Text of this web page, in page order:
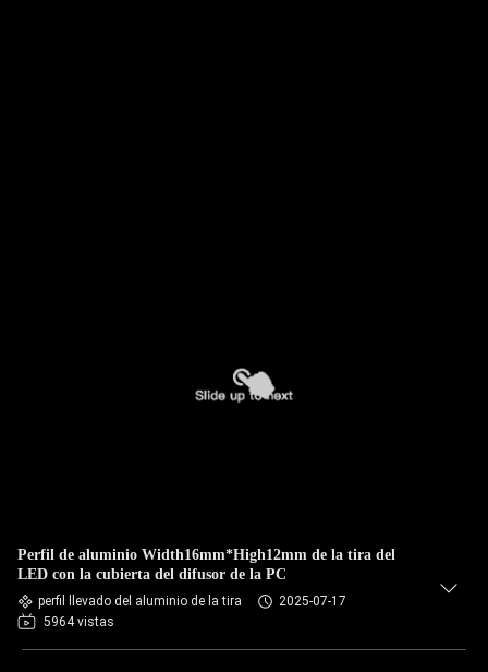
Perfil de aluminio Width16mm*High12mm de la tira del
LED con la cubierta del difusor de la PC
perfil llevado del aluminio de la tira
2025-07-17
5964 vistas